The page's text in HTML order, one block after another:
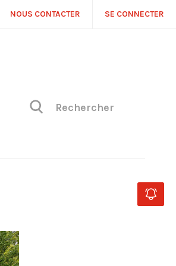
NOUS CONTACTER SE CONNECTER